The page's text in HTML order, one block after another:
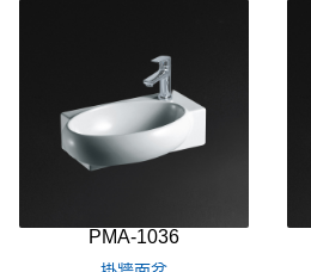
PMA-1036